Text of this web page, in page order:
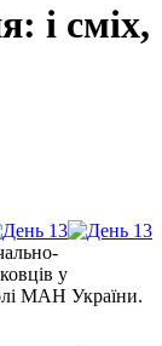
і сміх,
у
МАН України.